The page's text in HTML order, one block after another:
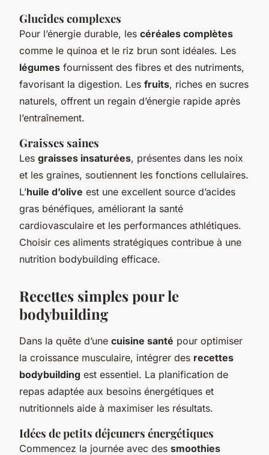
Glucides complexes
Pour l’énergie durable, les céréales complètes
comme le quinoa et le riz brun sont idéales. Les
légumes fournissent des fibres et des nutriments,
favorisant la digestion. Les fruits, riches en sucres
naturels, offrent un regain d’énergie rapide après
l’entraînement.
Graisses saines
Les graisses insaturées, présentes dans les noix
et les graines, soutiennent les fonctions cellulaires.
L’huile d’olive est une excellent source d’acides
gras bénéfiques, améliorant la santé
cardiovasculaire et les performances athlétiques.
Choisir ces aliments stratégiques contribue à une
nutrition bodybuilding efficace.
Recettes simples pour le
bodybuilding
Dans la quête d’une cuisine santé pour optimiser
la croissance musculaire, intégrer des recettes
bodybuilding est essentiel. La planification de
repas adaptée aux besoins énergétiques et
nutritionnels aide à maximiser les résultats.
Idées de petits déjeuners énergétiques
Commencez la journée avec des smoothies